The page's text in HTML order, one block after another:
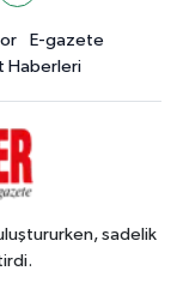
E-gazete
Haberleri
sadelik